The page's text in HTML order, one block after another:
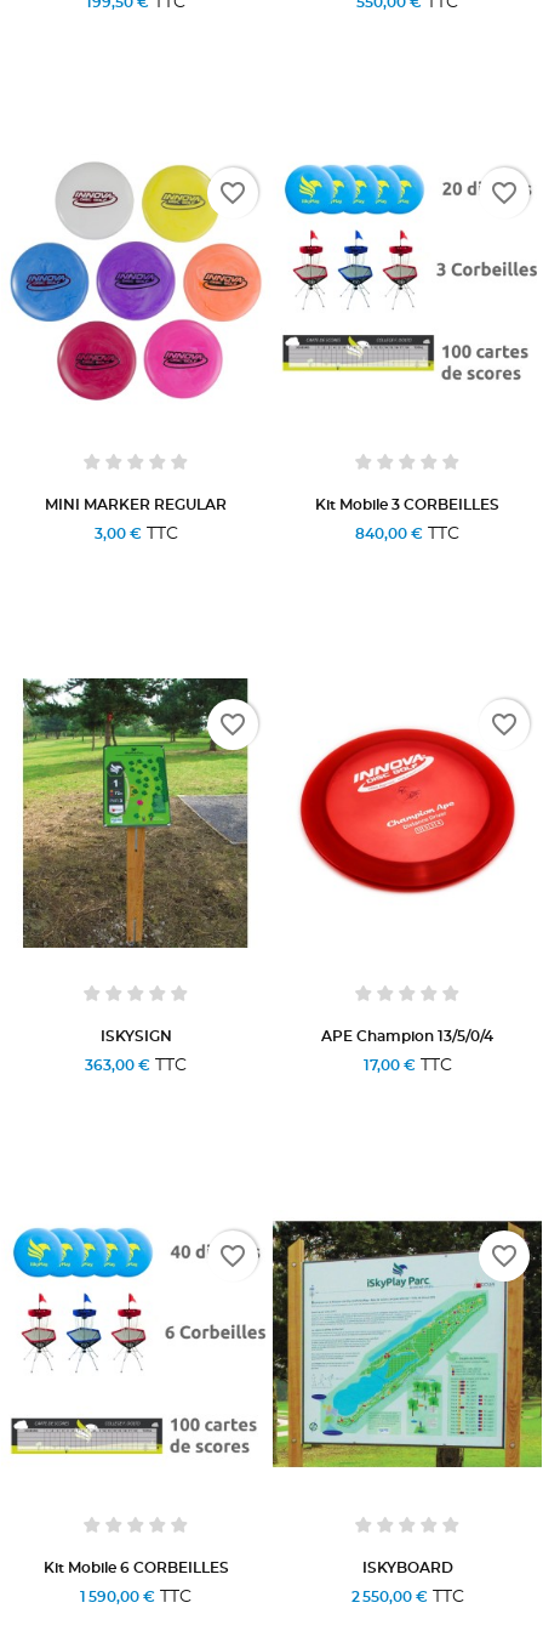
MINI MARKER REGULAR
3,00 €TTC
favorite_border
Kit Mobile 3 CORBEILLES
840,00 € TTC
favorite_border
ISKYSIGN
363,00 € TTC
favorite_border
APE Champion 13/5/0/4
17,00 €TTC
favorite_border
Kit Mobile 6 CORBEILLES
1 590,00 € TTC
favorite_border
ISKYBOARD
2 550,00 €TTC
favorite_border